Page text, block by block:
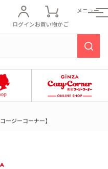
ログインお買い物かご
メニュー
ージーコーナー】